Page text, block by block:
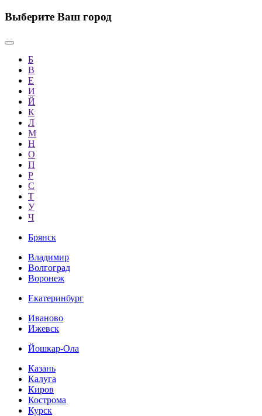
Выберите Ваш город
Б
В
Е
И
Й
К
Л
М
Н
О
П
Р
С
Т
У
Ч
Брянск
Владимир
Волгоград
Воронеж
Екатеринбург
Иваново
Ижевск
Йошкар-Ола
Казань
Калуга
Киров
Кострома
Курск